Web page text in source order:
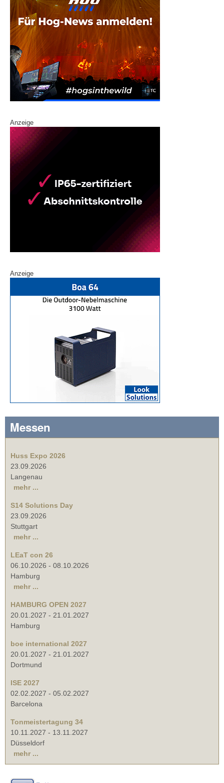
Anzeige
Anzeige
Messen
Huss Expo 2026
23.09.2026
Langenau
mehr ...
S14 Solutions Day
23.09.2026
Stuttgart
mehr ...
LEaT con 26
06.10.2026 - 08.10.2026
Hamburg
mehr ...
HAMBURG OPEN 2027
20.01.2027 - 21.01.2027
Hamburg
boe international 2027
20.01.2027 - 21.01.2027
Dortmund
ISE 2027
02.02.2027 - 05.02.2027
Barcelona
Tonmeistertagung 34
10.11.2027 - 13.11.2027
Düsseldorf
mehr ...